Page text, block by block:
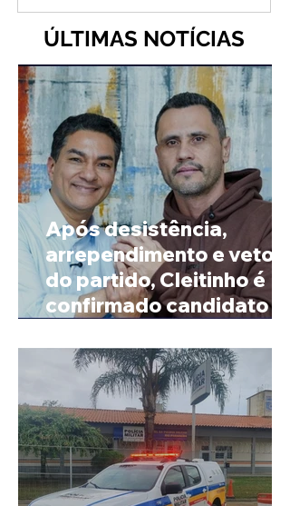
ÚLTIMAS NOTÍCIAS
Após desistência,
arrependimento e veto
do partido, Cleitinho é
confirmado candidato ao